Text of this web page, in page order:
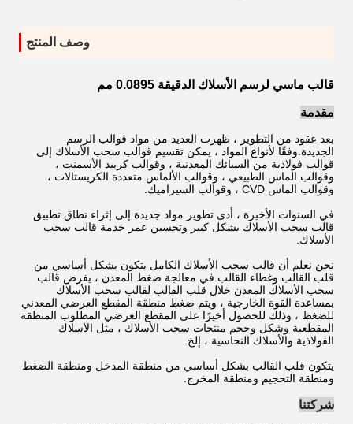
وصف المنتج
قالب ماسي لرسم الأسلاك الدقيقة 0.0895 مم
مقدمة
بعد عقود من التطوير ، ظهرت العديد من مواد قوالب الرسم
الجديدة.وفقًا لأنواع المواد ، يمكن تقسيم قوالب سحب الأسلاك إلى
قوالب فولاذية من السبائك المعدنية ، وقوالب كربيد الأسمنت ،
وقوالب الماس الطبيعي ، وقوالب الألماس متعددة الكريستالات ،
وقوالب الماس CVD ، وقوالب السيراميك.
في السنوات الأخيرة ، أدى تطوير مواد جديدة إلى إثراء نطاق تطبيق
قالب سحب الأسلاك بشكل كبير وتحسين عمر خدمة قالب سحب
الأسلاك.
نحن نعلم أن قالب سحب الأسلاك الكامل يتكون بشكل أساسي من
قلب القالب وغطاء القالب.في معالجة ضغط المعدن ، يفرض قالب
سحب الأسلاك المعدن خلال قلب القالب لقالب سحب الأسلاك
بمساعدة القوة الخارجية ، ويتم ضغط منطقة المقطع العرضي المعدني
للضغط ، وذلك للحصول أخيرًا على المقطع العرضي المطلوب المنطقة
المقطعية وشكل وحجم منتجات سحب الأسلاك ، مثل الأسلاك
الفولاذية والأسلاك النحاسية ، إلخ.
يتكون قلب القالب بشكل أساسي من منطقة المدخل ومنطقة الضغط
ومنطقة التحجيم ومنطقة المخرج.
شركتنا